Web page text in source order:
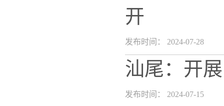
开
发布时间： 2024-07-28
汕尾：开
发布时间： 2024-07-15